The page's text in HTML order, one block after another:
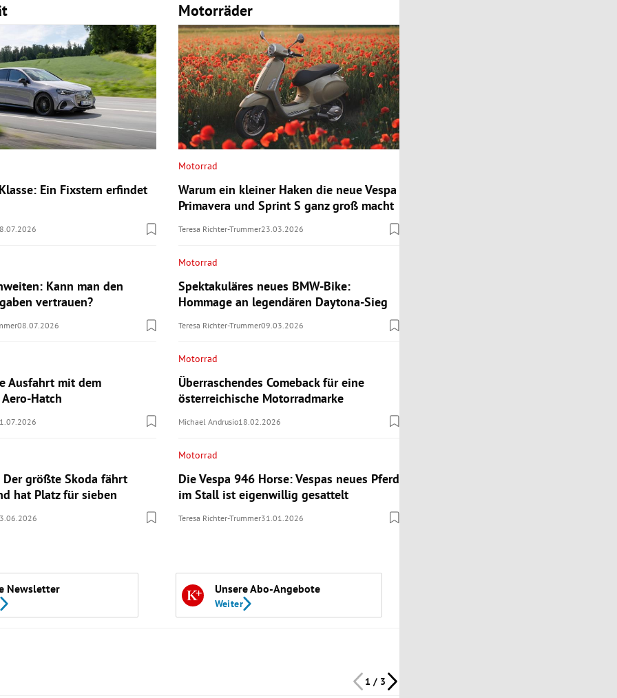
Ein Fixstern erfindet
Kann man den
vertrauen?
08.07.2026
Ausfahrt mit dem
Hatch
Der größte Skoda fährt
hat Platz für sieben
Motorräder
Motorrad
Warum ein kleiner Haken die neue Vespa
Primavera und Sprint S ganz groß macht
Teresa Richter-Trummer23.03.2026
Motorrad
Spektakuläres neues BMW-Bike:
Hommage an legendären Daytona-Sieg
Teresa Richter-Trummer09.03.2026
Motorrad
Überraschendes Comeback für eine
österreichische Motorradmarke
Michael Andrusio18.02.2026
Motorrad
Die Vespa 946 Horse: Vespas neues Pferd
im Stall ist eigenwillig gesattelt
Teresa Richter-Trummer31.01.2026
Newsletter Unsere Abo-Angebote
Weiter
1 / 3